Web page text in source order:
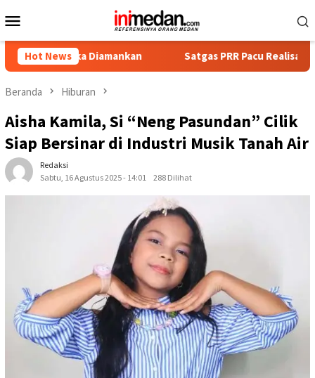
ke
Mobile
Hot News
Diamankan Satgas PRR Pacu Realisasi Tambahan
Beranda Hiburan
Aisha Kamila, Si “Neng Pasundan” Cilik
Siap Bersinar di Industri Musik Tanah Air
Redaksi
Sabtu, 16 Agustus 2025 - 14:01
288 Dilihat